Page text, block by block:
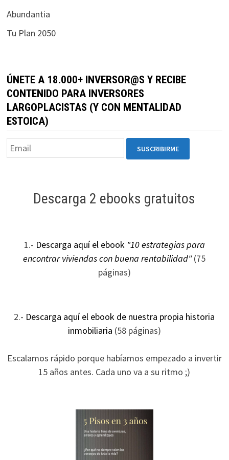
Abundantia
Tu Plan 2050
ÚNETE A 18.000+ INVERSOR@S Y RECIBE
CONTENIDO PARA INVERSORES
LARGOPLACISTAS (Y CON MENTALIDAD
ESTOICA)
Descarga 2 ebooks gratuitos
1.- Descarga aquí el ebook "10 estrategias para
encontrar viviendas con buena rentabilidad"(75
páginas)
2.- Descarga aquí el ebook de nuestra propia historia
inmobiliaria (58 páginas)
Escalamos rápido porque habíamos empezado a invertir
15 años antes. Cada uno va a su ritmo ;)
durante tu
rechaza estas
desaparecerán
de la web.
Marketing
Al compartir tus
intereses y
nuestro sitio,
aumentas la
personalizados.